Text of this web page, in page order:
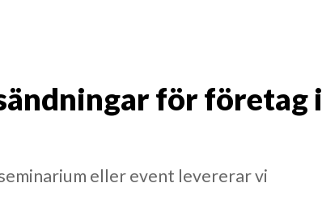
för företag i
eller event levererar vi